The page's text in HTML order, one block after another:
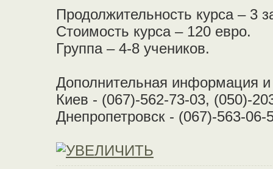
Продолжительность курса – 3
Стоимость курса – 120 евро.
Группа – 4-8 учеников.
Дополнительная информация и
Киев - (067)-562-73-03, (050)-
Днепропетровск - (067)-563-06-